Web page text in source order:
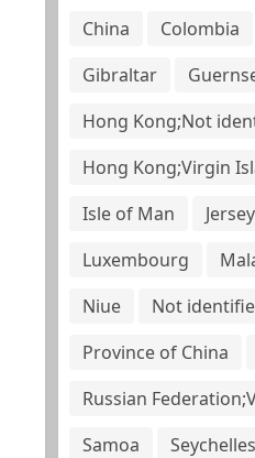
China
Colombia
Gibraltar
Hong Kong;Not
Hong Kong;Virgin
Isle of Man
Jersey
Luxembourg
Niue
Not
Province of China
Russian
Samoa
Seychelles